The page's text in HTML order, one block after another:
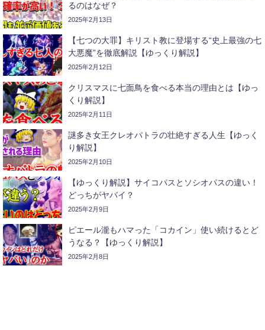
るのはなぜ？
2025年2月13日
【七つの大罪】キリスト教に登場する“史上最強の七
大悪魔”を徹底解説【ゆっくり解説】
2025年2月12日
クリスマスに七面鳥を食べる本当の理由とは【ゆっ
くり解説】
2025年2月11日
謎多き女王クレオパトラの壮絶すぎる人生【ゆっく
り解説】
2025年2月10日
【ゆっくり解説】サイコパスとソシオパスの違い！
どっちがヤバイ？
2025年2月9日
ピエール瀧もハマった「コカイン」使い続けるとど
うなる？【ゆっくり解説】
2025年2月8日